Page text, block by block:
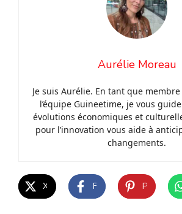
Aurélie Moreau
Je suis Aurélie. En tant que
l’équipe Guineetime, je vous
évolutions économiques et
pour l’innovation vous aide à
changements.